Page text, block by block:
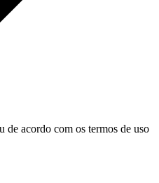
de acordo com os termos de uso